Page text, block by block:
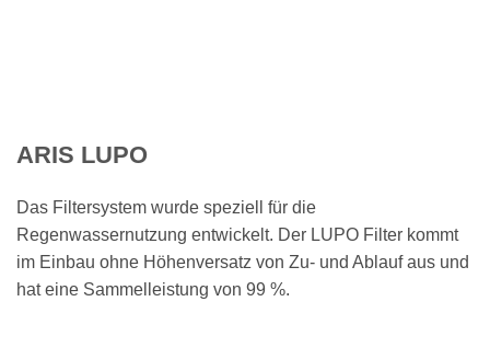
ARIS LUPO
Das Filtersystem wurde speziell für die
Regenwassernutzung entwickelt. Der LUPO Filter kommt
im Einbau ohne Höhenversatz von Zu- und Ablauf aus und
hat eine Sammelleistung von 99 %.